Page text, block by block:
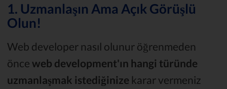
1. Uzmanlaşın Ama Açık Görüşlü
Olun!
Web developer nasıl olunur öğrenmeden
önce web development'ın hangi türünde
uzmanlaşmak istediğinize karar vermeniz